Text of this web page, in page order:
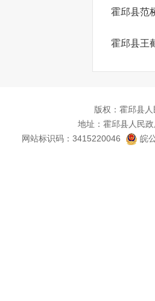
霍邱县范
霍邱县王
版权：霍邱县
地址：霍邱县人民
网站标识码：3415220046
皖